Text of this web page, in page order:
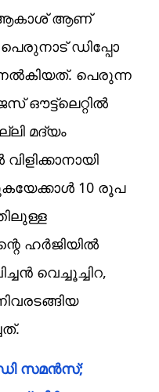
ആകാശ് ആണ്
ഡിപ്പോ
നൽകിയത്. പെരുന്ന
ഔട്ട്ലെറ്റിൽ
മദ്യം
10 രൂപ
ഹർജിയിൽ
വെച്ചൂച്ചിറ,
സമൻസ്;